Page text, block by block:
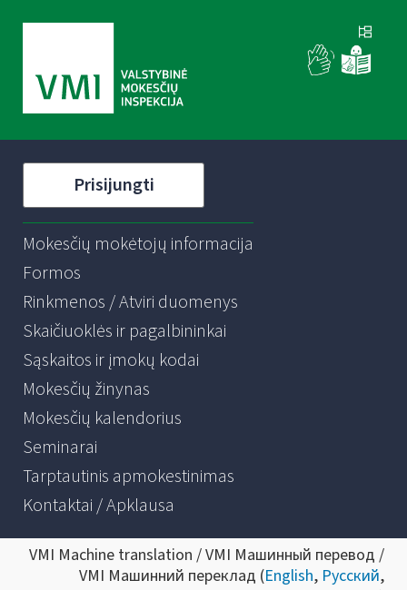
Prisijungti
Mokesčių mokėtojų informacija
Formos
Rinkmenos / Atviri duomenys
Skaičiuoklės ir pagalbininkai
Sąskaitos ir įmokų kodai
Mokesčių žinynas
Mokesčių kalendorius
Seminarai
Tarptautinis apmokestinimas
Kontaktai / Apklausa
VMI Machine translation / VMI Машинный перевод /
VMI Машинний переклад (English, Русский,